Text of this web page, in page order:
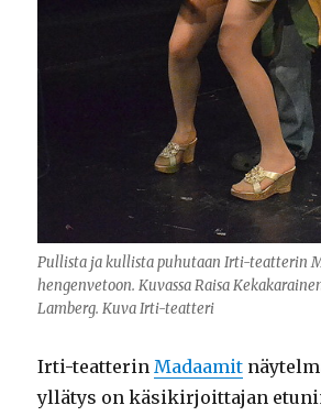
Pullista ja kullista puhutaan Irti-teatterin
hengenvetoon. Kuvassa Raisa
Lamberg. Kuva Irti-teatteri
Irti-teatterinMadaamit
yllätys on käsikirjoittajan